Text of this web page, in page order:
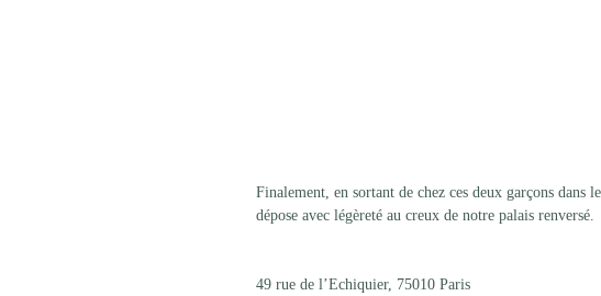
Finalement, en sortant de chez ces deux garçons
dépose avec légèreté au creux de notre palais renversé.
49 rue de l’Echiquier, 75010 Paris